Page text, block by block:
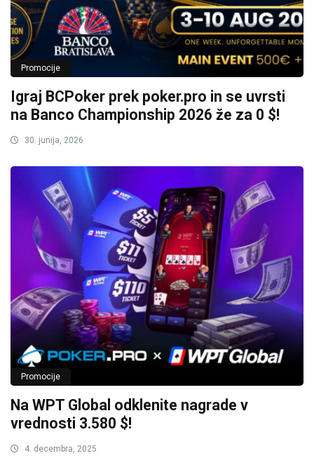
Promocije
Igraj BCPoker prek poker.pro in se uvrsti
na Banco Championship 2026 že za 0 $!
30. junija, 2026
Promocije
Na WPT Global odklenite nagrade v
vrednosti 3.580 $!
4. decembra, 2025